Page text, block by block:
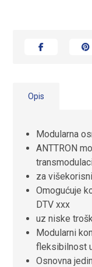
Opis
Modularna
ANTTRON
za
Omogućuje
DTV xxx
uz niske
Modularni
fleksibilnost
Osnovna